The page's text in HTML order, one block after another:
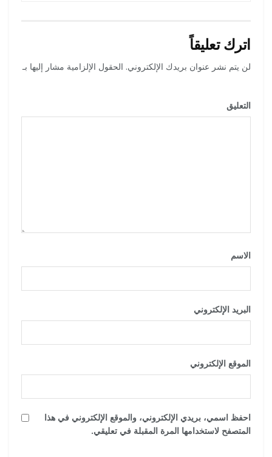
اترك تعليقاً
لن يتم نشر عنوان بريدك الإلكتروني. الحقول الإلزامية مشار إليها بـ
التعليق
الاسم
البريد الإلكتروني
الموقع الإلكتروني
احفظ اسمي، بريدي الإلكتروني، والموقع الإلكتروني في هذا
المتصفح لاستخدامها المرة المقبلة في تعليقي.